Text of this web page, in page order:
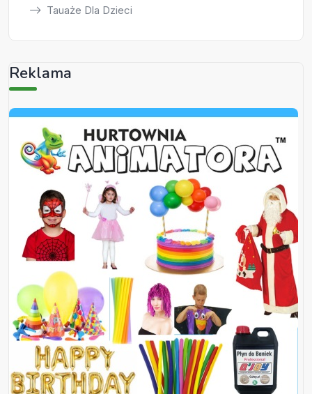
Tauaże Dla Dzieci
Reklama